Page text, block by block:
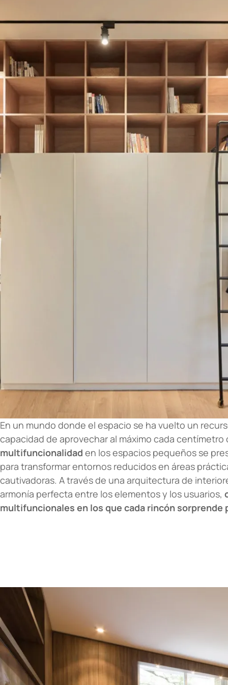
En un mundo donde el espacio se ha vuelto un
capacidad de aprovechar al máximo cada centímetro
multifuncionalidad en los espacios pequeños se
para transformar entornos reducidos en áreas
cautivadoras. A través de una arquitectura de
armonía perfecta entre los elementos y los usuarios,
multifuncionales en los que cada rincón sorprende